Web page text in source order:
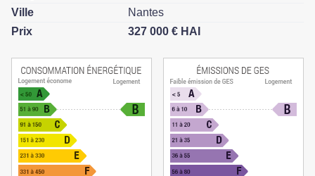
Ville
Nantes
Prix
327 000 € HAI